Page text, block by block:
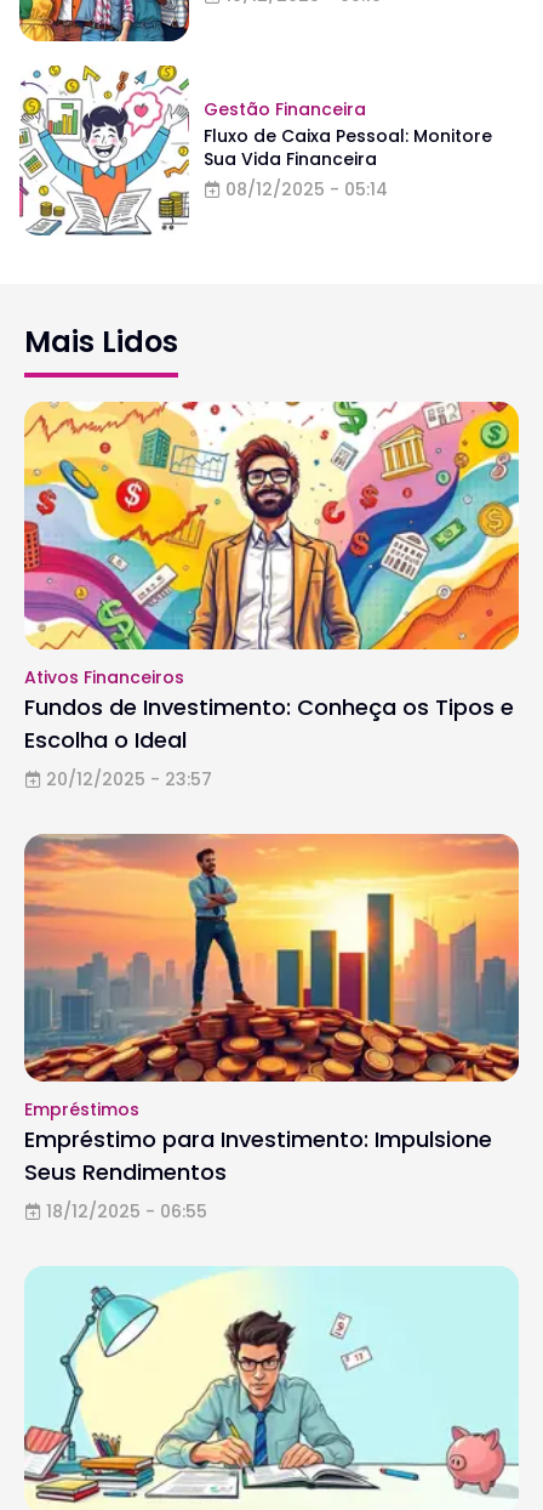
Gestão Financeira
Fluxo de Caixa Pessoal: Monitore
Sua Vida Financeira
08/12/2025 - 05:14
Mais Lidos
Ativos Financeiros
Fundos de Investimento: Conheça os Tipos e
Escolha o Ideal
20/12/2025 - 23:57
Empréstimos
Empréstimo para Investimento: Impulsione
Seus Rendimentos
18/12/2025 - 06:55